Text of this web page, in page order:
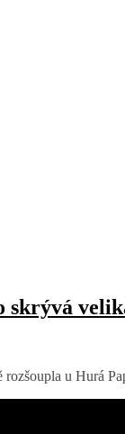
skrývá
rozšoupla u Hurá